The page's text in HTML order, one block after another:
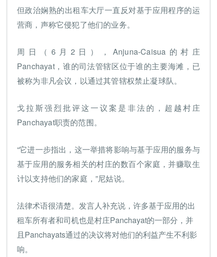
但政治娴熟的出租车大厅一直反对基于应用程序的运
营商，声称它侵犯了他们的业务。
周日（6月2日），Anjuna-Caisua的村庄
Panchayat，谁的司法管辖区位于谁的主要海滩，已
被称为非凡会议，以通过其管辖权禁止凝球队。
戈拉斯强烈批评这一议案是非法的，超越村庄
Panchayat职责的范围。
“它进一步指出，这一举措将影响与基于应用的服务与
基于应用的服务相关的村庄的数百个家庭，并赚取生
计以支持他们的家庭，”尼姑说。
法律术语很清楚。发言人补充说，许多基于应用的出
租车所有者和司机也是村庄Panchayat的一部分，并
且Panchayats通过的决议将对他们的利益产生不利影
响。